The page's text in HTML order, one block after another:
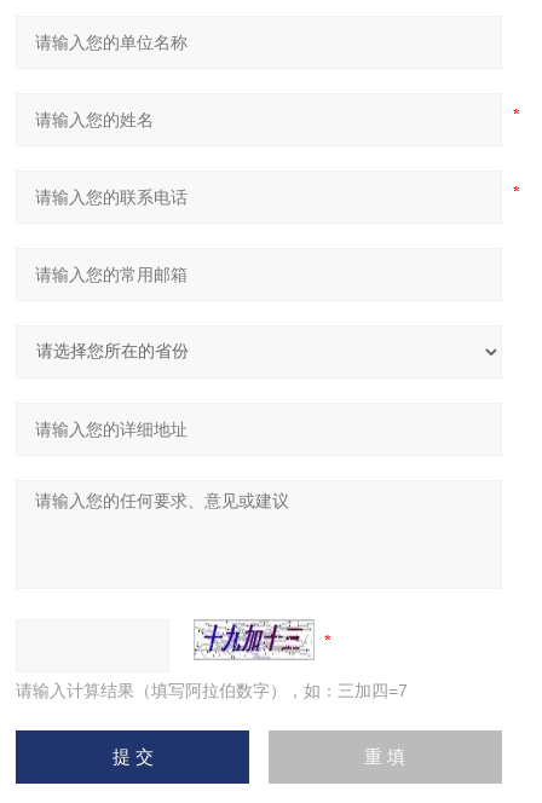
请输入计算结果（填写阿拉伯数字），如：三加四=7